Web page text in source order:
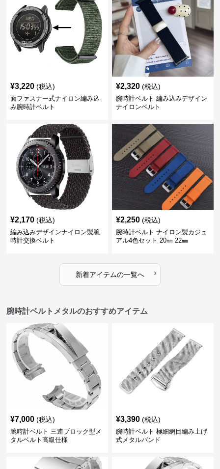
¥3,220 (税込)
面ファスナー式ナイロン編み込
み腕時計ベルト
¥2,320 (税込)
腕時計ベルト 編み込みデザイン
ナイロンベルト
¥2,170 (税込)
編み込みデザインナイロン製腕
時計交換ベルト
¥2,250 (税込)
腕時計ベルト ナイロン製カジュ
アル4色セット 20㎜ 22㎜
新着アイテムの一覧へ ›
腕時計ベルトメタルのおすすめアイテム
¥7,000 (税込)
腕時計ベルト 三連ブロック型メ
タルベルト高級仕様
¥3,390 (税込)
腕時計ベルト 極細網目編み上げ
式メタルバンド